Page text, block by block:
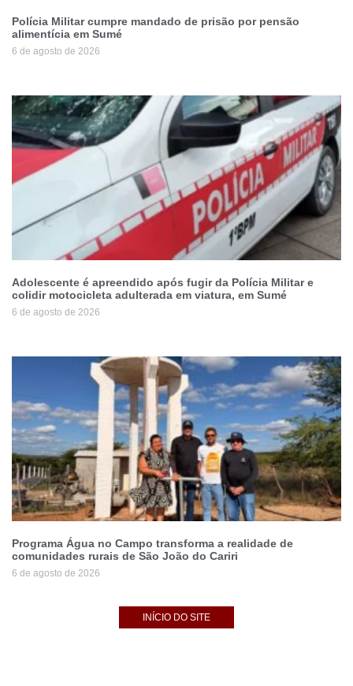
Polícia Militar cumpre mandado de prisão por pensão
alimentícia em Sumé
6 de agosto de 2026
Adolescente é apreendido após fugir da Polícia Militar e
colidir motocicleta adulterada em viatura, em Sumé
6 de agosto de 2026
Programa Água no Campo transforma a realidade de
comunidades rurais de São João do Cariri
6 de agosto de 2026
INÍCIO DO SITE